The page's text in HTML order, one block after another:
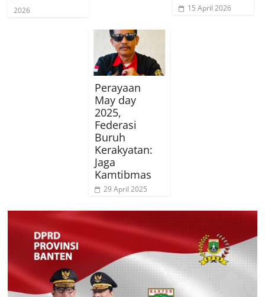
2026
15 April 2026
Perayaan
May day
2025,
Federasi
Buruh
Kerakyatan:
Jaga
Kamtibmas
29 April 2025